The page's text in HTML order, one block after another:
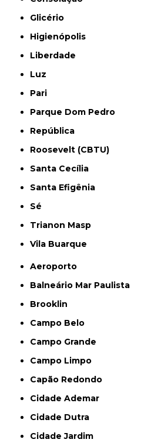
Glicério
Higienópolis
Liberdade
Luz
Pari
Parque Dom Pedro
República
Roosevelt (CBTU)
Santa Cecília
Santa Efigênia
Sé
Trianon Masp
Vila Buarque
Aeroporto
Balneário Mar Paulista
Brooklin
Campo Belo
Campo Grande
Campo Limpo
Capão Redondo
Cidade Ademar
Cidade Dutra
Cidade Jardim